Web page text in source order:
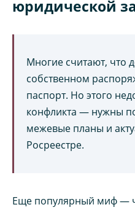
юридической
Многие считают, что
собственном
паспорт. Но этого
конфликта — нужны
межевые планы и
Росреестре.
Еще популярный миф —